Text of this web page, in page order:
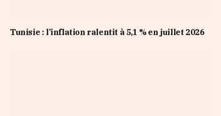
Tunisie : l’inflation ralentit à 5,1 % en juillet 2026